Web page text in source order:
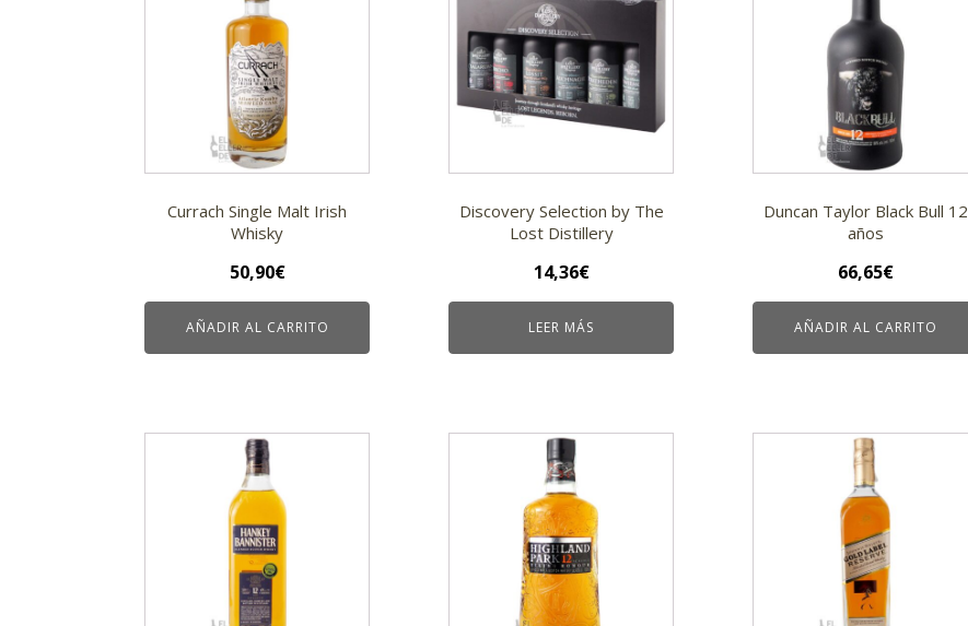
Currach Single Malt Irish
Whisky
50,90€
AÑADIR AL CARRITO
Discovery Selection by The
Lost Distillery
14,36€
LEER MÁS
Duncan Taylor Black Bull 12
años
66,65€
AÑADIR AL CARRITO